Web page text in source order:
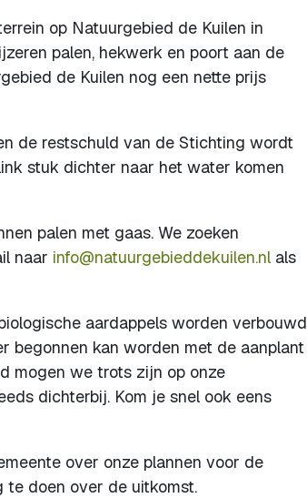
op Natuurgebied de Kuilen in
palen, hekwerk en poort aan de
de Kuilen nog een nette prijs
de restschuld van de Stichting wordt
stuk dichter naar het water komen
palen met gaas. We zoeken
naar info@natuurgebieddekuilen.nl als
aardappels worden verbouwd
begonnen kan worden met de aanplant
mogen we trots zijn op onze
dichterbij. Kom je snel ook eens
over onze plannen voor de
te doen over de uitkomst.